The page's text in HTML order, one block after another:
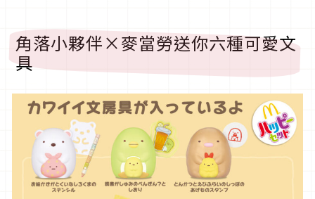
角落小夥伴×麥當勞送你六種可愛文
具